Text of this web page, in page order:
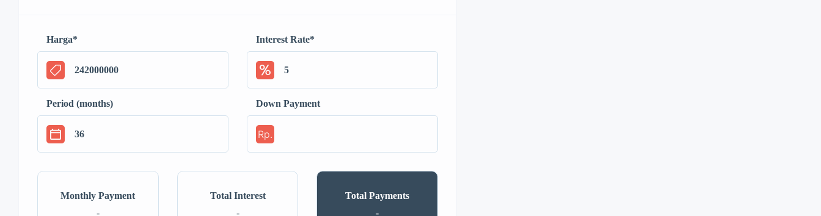
Harga* Interest Rate*
Period (months) Down Payment
Rp.
Monthly Payment
-
Total Interest
-
Total Payments
-